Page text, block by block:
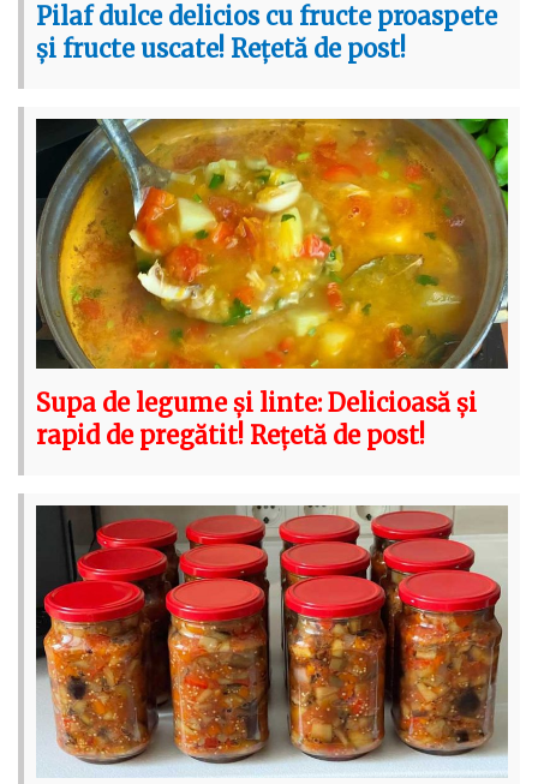
Pilaf dulce delicios cu fructe proaspete
și fructe uscate! Rețetă de post!
Supa de legume și linte: Delicioasă și
rapid de pregătit! Rețetă de post!